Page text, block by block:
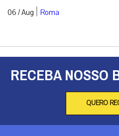
06 / Aug | Roma
RECEBA NOSSO
QUERO